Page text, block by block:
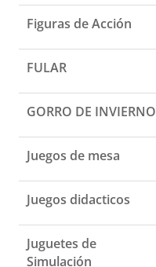
Figuras de Acción
FULAR
GORRO DE INVIERNO
Juegos de mesa
Juegos didacticos
Juguetes de
Simulación